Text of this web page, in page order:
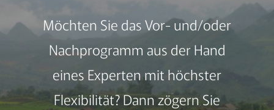
Möchten Sie das Vor- und/oder
Nachprogramm aus der Hand
eines Experten mit höchster
Flexibilität? Dann zögern Sie